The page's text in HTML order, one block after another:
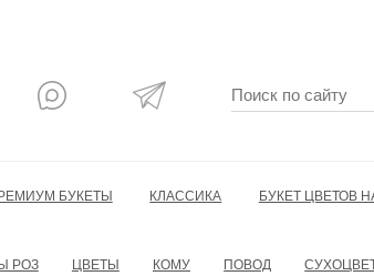
БУКЕТЫ КЛАССИКА БУКЕТ ЦВЕТОВ
РОЗ ЦВЕТЫ КОМУ ПОВОД